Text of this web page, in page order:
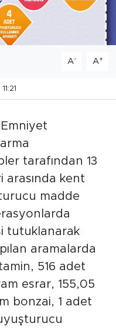
A- A+
tarafından 13
arasında kent
madde
tutuklanarak
aramalarda
516 adet
esrar, 155,05
bonzai, 1 adet